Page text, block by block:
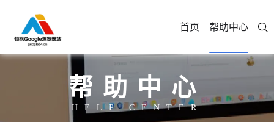
首页 帮助中心
帮助中心
HELP CENTER